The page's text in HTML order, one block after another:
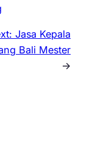
Jasa Kepala
Bali Mester
→